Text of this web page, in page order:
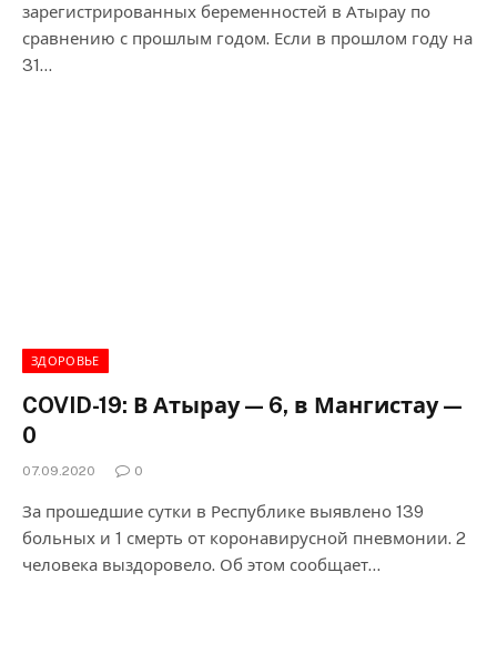
зарегистрированных беременностей в Атырау по
сравнению с прошлым годом. Если в прошлом году на
31…
ЗДОРОВЬЕ
COVID-19: В Атырау — 6, в Мангистау —
0
07.09.2020 0
За прошедшие сутки в Республике выявлено 139
больных и 1 смерть от коронавирусной пневмонии. 2
человека выздоровело. Об этом сообщает…